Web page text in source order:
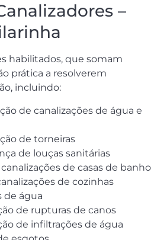
–
habilitados, que somam
prática a resolverem
incluindo:
de canalizações de água e
de torneiras
de louças sanitárias
de casas de banho
de cozinhas
de água
de rupturas de canos
de infiltrações de água